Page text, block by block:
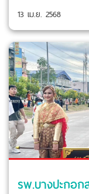
13 เม.ย. 2568